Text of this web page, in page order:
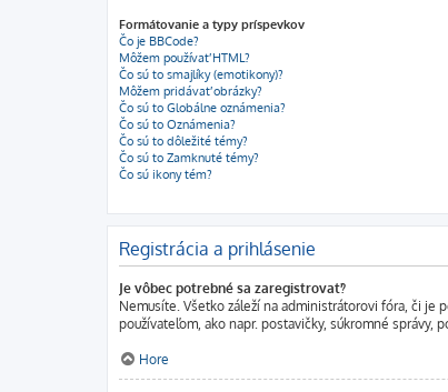
Formátovanie a typy príspevkov
Čo je BBCode?
Môžem používať HTML?
Čo sú to smajlíky (emotikony)?
Môžem pridávať obrázky?
Čo sú to Globálne oznámenia?
Čo sú to Oznámenia?
Čo sú to dôležité témy?
Čo sú to Zamknuté témy?
Čo sú ikony tém?
Registrácia a prihlásenie
Je vôbec potrebné sa zaregistrovať?
Nemusíte. Všetko záleží na administrátorovi fóra, či je
používateľom, ako napr. postavičky, súkromné správy,
Hore